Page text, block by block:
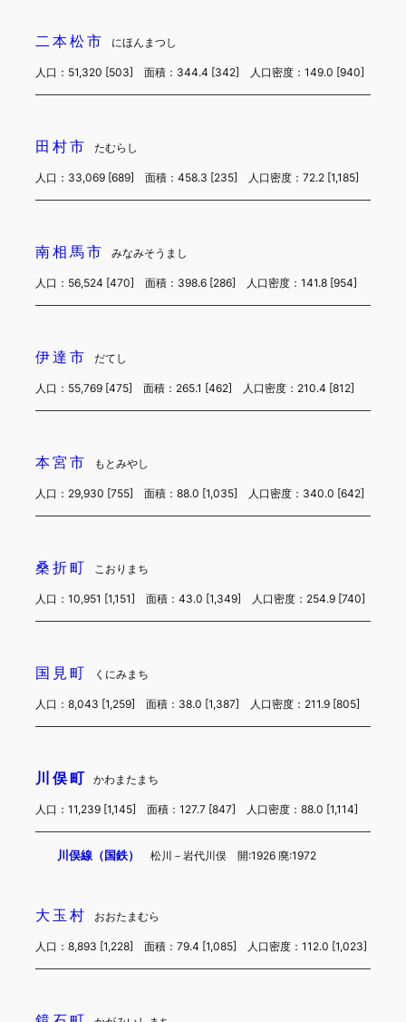
二本松市 にほんまつし
人口：51,320 [503] 面積：344.4 [342] 人口密度：149.0 [940]
田村市 たむらし
人口：33,069 [689] 面積：458.3 [235] 人口密度：72.2 [1,185]
南相馬市 みなみそうまし
人口：56,524 [470] 面積：398.6 [286] 人口密度：141.8 [954]
伊達市 だてし
人口：55,769 [475] 面積：265.1 [462] 人口密度：210.4 [812]
本宮市 もとみやし
人口：29,930 [755] 面積：88.0 [1,035] 人口密度：340.0 [642]
桑折町 こおりまち
人口：10,951 [1,151] 面積：43.0 [1,349] 人口密度：254.9 [740]
国見町 くにみまち
人口：8,043 [1,259] 面積：38.0 [1,387] 人口密度：211.9 [805]
川俣町 かわまたまち
人口：11,239 [1,145] 面積：127.7 [847] 人口密度：88.0 [1,114]
川俣線（国鉄） 松川－岩代川俣 開:1926 廃:1972
大玉村 おおたまむら
人口：8,893 [1,228] 面積：79.4 [1,085] 人口密度：112.0 [1,023]